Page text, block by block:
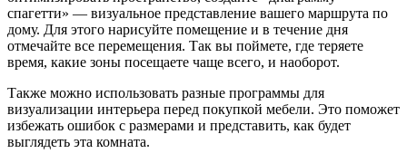
спагетти» — визуальное представление вашего маршрута по
дому. Для этого нарисуйте помещение и в течение дня
отмечайте все перемещения. Так вы поймете, где теряете
время, какие зоны посещаете чаще всего, и наоборот.
Также можно использовать разные программы для
визуализации интерьера перед покупкой мебели. Это поможет
избежать ошибок с размерами и представить, как будет
выглядеть эта комната.